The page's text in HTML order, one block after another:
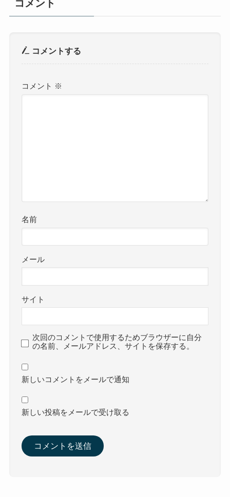
コメント
コメントする
コメント ※
名前
メール
サイト
次回のコメントで使用するためブラウザーに自分
の名前、メールアドレス、サイトを保存する。
新しいコメントをメールで通知
新しい投稿をメールで受け取る